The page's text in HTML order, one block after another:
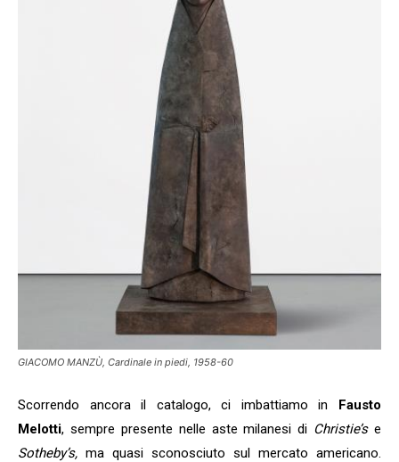
GIACOMO MANZÙ, Cardinale in piedi, 1958-60
Scorrendo ancora il catalogo, ci imbattiamo in Fausto
Melotti, sempre presente nelle aste milanesi di Christie’se
Sotheby’s, ma quasi sconosciuto sul mercato americano.